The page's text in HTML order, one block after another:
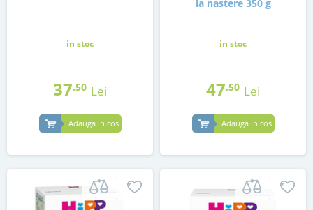
in stoc
37,50 Lei
Adauga in cos
la nastere 350 g
in stoc
47,50 Lei
Adauga in cos